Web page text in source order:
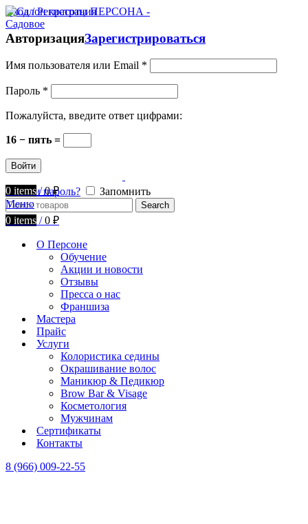
0 items / 0₽
Меню
Вход / Регистрация
АвторизацияЗарегистрироваться
Имя пользователя или Email *
Пароль *
Пожалуйста, введите ответ цифрами:
16 − пять =
Войти
Забыли пароль? Запомнить
Search
0 items / 0 ₽
О Персоне
Обучение
Акции и новости
Отзывы
Пресса о нас
Франшиза
Мастера
Прайс
Услуги
Колористика седины
Окрашивание волос
Маникюр & Педикюр
Brow Bar & Visage
Косметология
Мужчинам
Сертификаты
Контакты
8 (966) 009-22-55